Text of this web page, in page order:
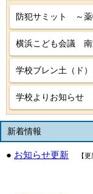
防犯サミット ～薬
横浜こども会議 南
学校ブレン土（ド
学校よりお知らせ
新着情報
● お知らせ更新 【